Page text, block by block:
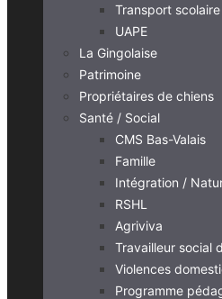
Transport scolaire
UAPE
La Gingolaise
Patrimoine
Propriétaires de chiens
Santé / Social
CMS Bas-Valais
Famille
Intégration /
RSHL
Agriviva
Travailleur social
Violences
Programme